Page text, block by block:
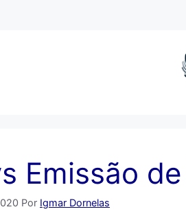
Emissão
Por Igmar Dornelas